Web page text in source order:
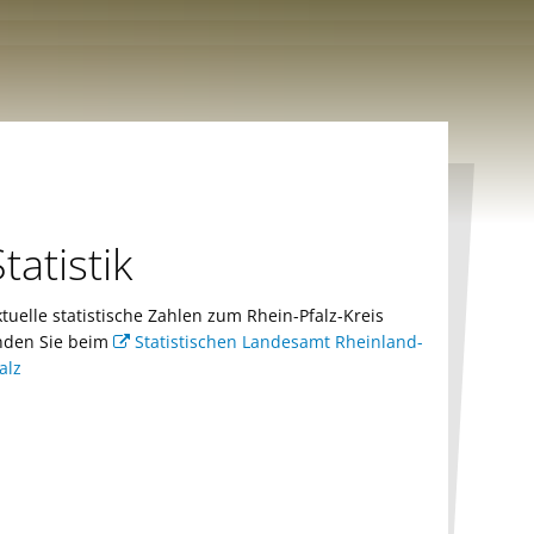
statistische Zahlen zum Rhein-Pfalz-Kreis
Sie beim
Statistischen Landesamt Rheinland-